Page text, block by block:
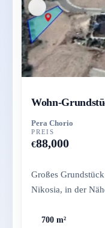
Wohn-
Pera Chorio
PREIS
€88,000
Großes
Nikosia, in der
700 m²